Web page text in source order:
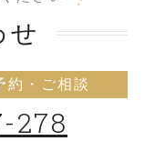
せ
約・ご相談
278